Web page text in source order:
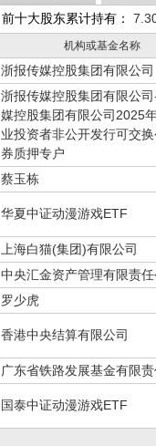
前十大股东累计持有：
机构或基金名称
浙报传媒控股集团有限公司
浙报传媒控股集团有限公
媒控股集团有限公司2025
业投资者非公开发行可交
券质押专户
蔡玉栋
华夏中证动漫游戏ETF
上海白猫(集团)有限公司
中央汇金资产管理有限责任
罗少虎
香港中央结算有限公司
广东省铁路发展基金有限责
国泰中证动漫游戏ETF